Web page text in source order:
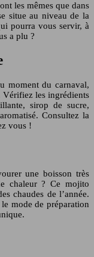
les mêmes que dans
situe au niveau de la
pourra vous servir, à
a plu ?
moment du carnaval,
Vérifiez les ingrédients
sirop de sucre,
Consultez la
vous !
une boisson très
chaleur ? Ce mojito
chaudes de l’année.
mode de préparation